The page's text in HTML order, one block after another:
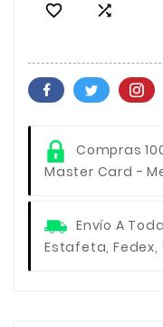
 
Compras
Master Card -
Envío A
Estafeta, Fedex,